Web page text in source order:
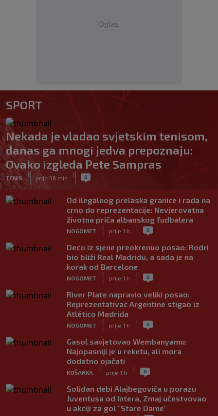
Oglas
SPORT
Nekada je vladao svjetskim tenisom,
danas ga mnogi jedva prepoznaju:
Ovako izgleda Pete Sampras
TENIS
|
prije 56 min
| 0
Od ilegalnog prelaska granice i rada na
crno do reprezentacije: Nevjerovatna
životna priča albanskog fudbalera
NOGOMET
|
prije 1 h
| 0
Deco iz sjene preokrenuo posao: Rodri
bio bliži Real Madridu, a sada je na
korak od Barcelone
NOGOMET
|
prije 1 h
| 0
River Plate napravio veliki posao:
Reprezentativac Argentine stigao iz
Atlético Madrida
NOGOMET
|
prije 1 h
| 0
Gasol savjetovao Wembanyamu:
Najopasniji je u reketu, ali mora
dodatno ojačati
KOŠARKA
|
prije 1 h
| 0
Solidan debi Alajbegovića u porazu
Juventusa od Intera, Zmaj učestvovao
u akciji za gol "Stare Dame"